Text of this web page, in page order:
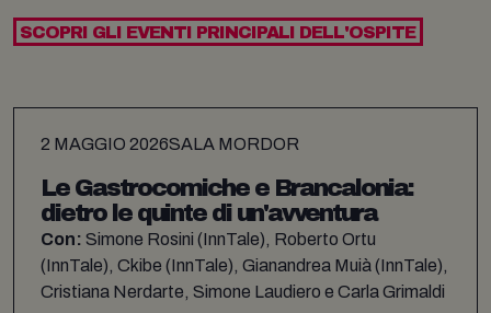
SCOPRI GLI EVENTI PRINCIPALI DELL'OSPITE
2 MAGGIO 2026SALA MORDOR
Le Gastrocomiche e Brancalonia:
dietro le quinte di un'avventura
Con: Simone Rosini (InnTale), Roberto Ortu
(InnTale), Ckibe (InnTale), Gianandrea Muià (InnTale),
Cristiana Nerdarte, Simone Laudiero e Carla Grimaldi